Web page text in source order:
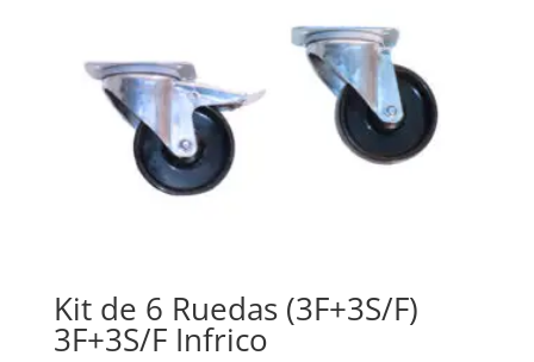
Kit de 6 Ruedas (3F+3S/F)
3F+3S/F Infrico